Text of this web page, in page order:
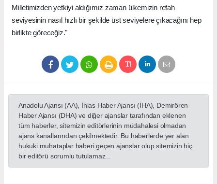
Milletimizden yetkiyi aldığımız zaman ülkemizin refah
seviyesinin nasıl hızlı bir şekilde üst seviyelere çıkacağını hep
birlikte göreceğiz."
Anadolu Ajansı (AA), İhlas Haber Ajansı (İHA), Demirören
Haber Ajansı (DHA) ve diğer ajanslar tarafından eklenen
tüm haberler, sitemizin editörlerinin müdahalesi olmadan
ajans kanallarından çekilmektedir. Bu haberlerde yer alan
hukuki muhataplar haberi geçen ajanslar olup sitemizin hiç
bir editörü sorumlu tutulamaz...